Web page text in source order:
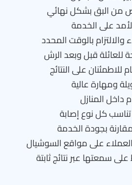
من البق بشكل نهائي
على الخدمة
والالتزام بالوقت المحدد
للعائلة قبل وبعد الرش
للاطمئنان على النتائج
ومهارة عالية
داخل المنازل
كل نوع إصابة
بجودة الخدمة
على مواقع السوشيال
سمعتها عبر نتائج ثابتة